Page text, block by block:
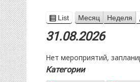
View
as
List Месяц Неделя
31.08.2026
Нет мероприятий,
Категории